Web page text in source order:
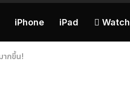
iPhone iPad  Watch
ากขึ้น!